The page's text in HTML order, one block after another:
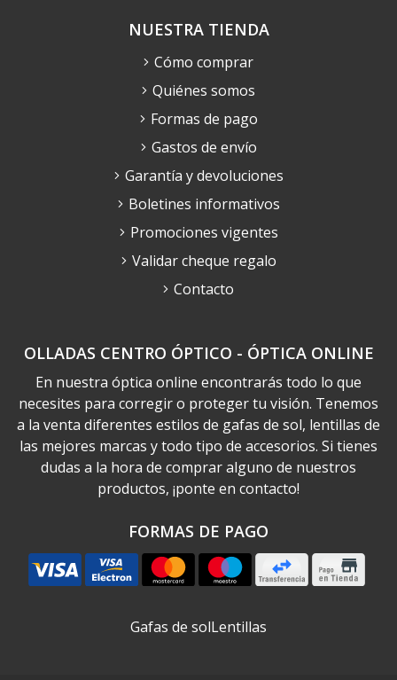
OLLADAS CENTRO ÓPTICO - ÓPTICA ONLINE
En nuestra óptica online encontrarás todo lo que
necesites para corregir o proteger tu visión. Tenemos
a la venta diferentes estilos de gafas de sol, lentillas de
las mejores marcas y todo tipo de accesorios. Si tienes
dudas a la hora de comprar alguno de nuestros
productos, ¡ponte en contacto!
FORMAS DE PAGO
NUESTRA TIENDA
Cómo comprar
Quiénes somos
Formas de pago
Gastos de envío
Garantía y devoluciones
Boletines informativos
Promociones vigentes
Validar cheque regalo
Contacto
Gafas de solLentillas